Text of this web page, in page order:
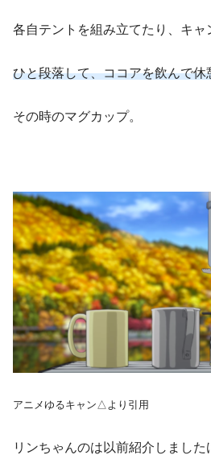
各自テントを組み立てたり、キャ
ひと段落して、ココアを飲んで休
その時のマグカップ。
アニメゆるキャン△より引用
リンちゃんのは以前紹介しまし